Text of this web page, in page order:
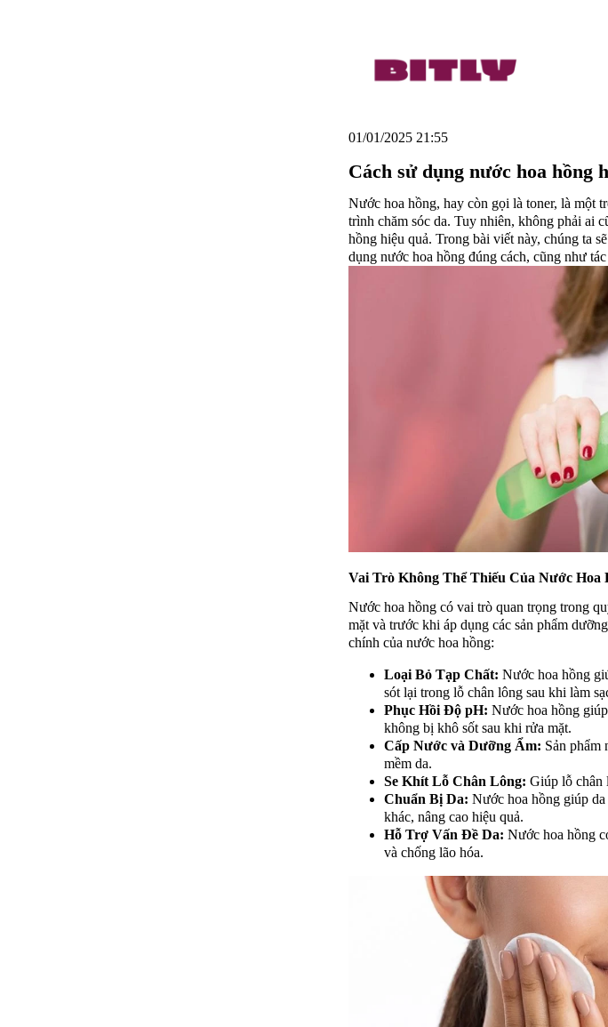
01/01/2025 21:55
Cách sử dụng nước hoa hồng
Nước hoa hồng, hay còn gọi là toner, là một
trình chăm sóc da. Tuy nhiên, không phải ai
hồng hiệu quả. Trong bài viết này, chúng ta
dụng nước hoa hồng đúng cách, cũng như
Vai Trò Không Thể Thiếu Của Nước Hoa
Nước hoa hồng có vai trò quan trọng trong
mặt và trước khi áp dụng các sản phẩm
chính của nước hoa hồng:
Loại Bỏ Tạp Chất: Nước hoa hồng
sót lại trong lỗ chân lông sau khi làm
Phục Hồi Độ pH: Nước hoa hồng
không bị khô sốt sau khi rửa mặt.
Cấp Nước và Dưỡng Ẩm: Sản phẩm
mềm da.
Se Khít Lỗ Chân Lông: Giúp lỗ chân
Chuẩn Bị Da: Nước hoa hồng giúp da
khác, nâng cao hiệu quả.
Hỗ Trợ Vấn Đề Da: Nước hoa hồng
và chống lão hóa.